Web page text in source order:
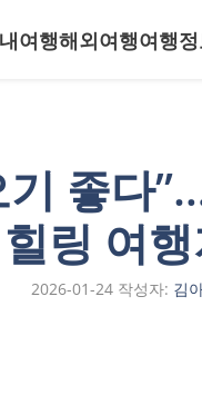
여행해외여행여행
좋다
링 여
2026-01-24 작성자: 김